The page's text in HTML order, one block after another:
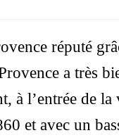
réputé
a très
à l’entrée de
et avec un